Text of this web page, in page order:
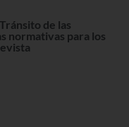
de las
normativas para los